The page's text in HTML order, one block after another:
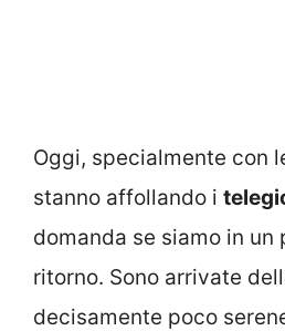
Oggi, specialmente con
stanno affollando i
domanda se siamo in un
ritorno. Sono arrivate
decisamente poco